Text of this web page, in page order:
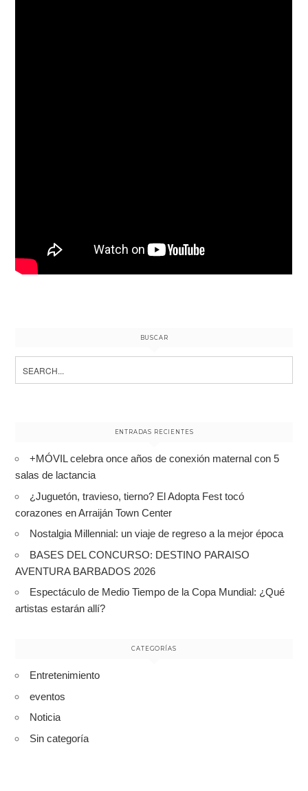
BUSCAR
ENTRADAS RECIENTES
+MÓVIL celebra once años de conexión maternal con 5
salas de lactancia
¿Juguetón, travieso, tierno? El Adopta Fest tocó
corazones en Arraiján Town Center
Nostalgia Millennial: un viaje de regreso a la mejor época
BASES DEL CONCURSO: DESTINO PARAISO
AVENTURA BARBADOS 2026
Espectáculo de Medio Tiempo de la Copa Mundial: ¿Qué
artistas estarán allí?
CATEGORÍAS
Entretenimiento
eventos
Noticia
Sin categoría